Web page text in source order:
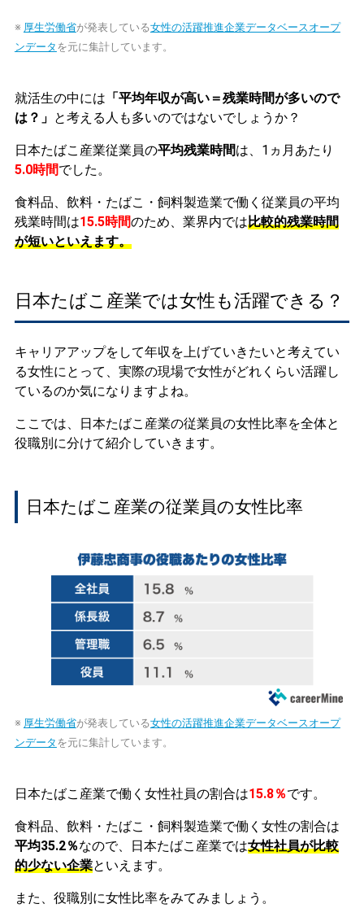
※ 厚生労働省が発表している女性の活躍推進企業データベースオープ
ンデータ を元に集計しています。
就活生の中には 「平均年収が高い＝残業時間が多いので
は？」 と考える人も多いのではないでしょうか？
日本たばこ産業従業員の平均残業時間は、1ヵ月あたり
5.0時間でした。
食料品、飲料・たばこ・飼料製造業で働く従業員の平均
残業時間は15.5時間のため、業界内では比較的残業時間
が短いといえます。
日本たばこ産業では女性も活躍できる？
キャリアアップをして年収を上げていきたいと考えてい
る女性にとって、実際の現場で女性がどれくらい活躍し
ているのか気になりますよね。
ここでは、日本たばこ産業の従業員の女性比率を全体と
役職別に分けて紹介していきます。
日本たばこ産業の従業員の女性比率
※ 厚生労働省が発表している女性の活躍推進企業データベースオープ
ンデータ を元に集計しています。
日本たばこ産業で働く女性社員の割合は15.8％です。
食料品、飲料・たばこ・飼料製造業で働く女性の割合は
平均35.2％なので、日本たばこ産業では女性社員が比較
的少ない企業といえます。
また、役職別に女性比率をみてみましょう。